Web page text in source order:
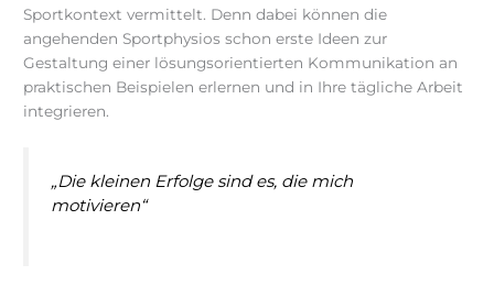
Sportkontext vermittelt. Denn dabei können die
angehenden Sportphysios schon erste Ideen zur
Gestaltung einer lösungsorientierten Kommunikation an
praktischen Beispielen erlernen und in Ihre tägliche Arbeit
integrieren.
„Die kleinen Erfolge sind es, die mich
motivieren“